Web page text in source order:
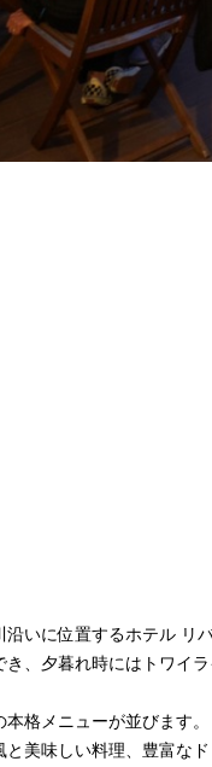
いに位置するホテル リ
、夕暮れ時にはトワイ
格メニューが並びます。
と美味しい料理、豊富な